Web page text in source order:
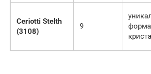
Ceriotti Stelth
(3108)
9